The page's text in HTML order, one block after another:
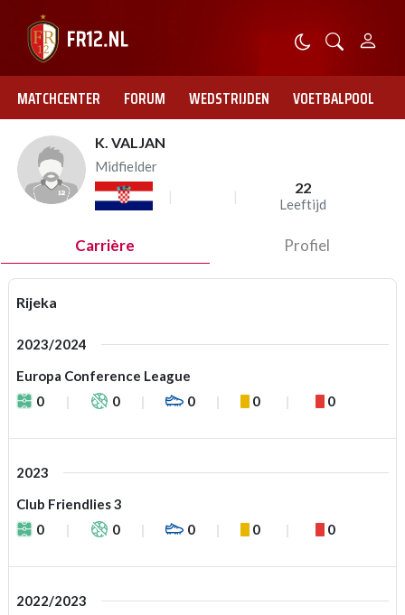
MATCHCENTER FORUM WEDSTRIJDEN VOETBALPOOL
K. VALJAN
Midfielder
22
Leeftijd
Carrière Profiel
Rijeka
2023/2024
Europa Conference League
0
0 0 0 0
2023
Club Friendlies 3
0
0 0 0 0
2022/2023